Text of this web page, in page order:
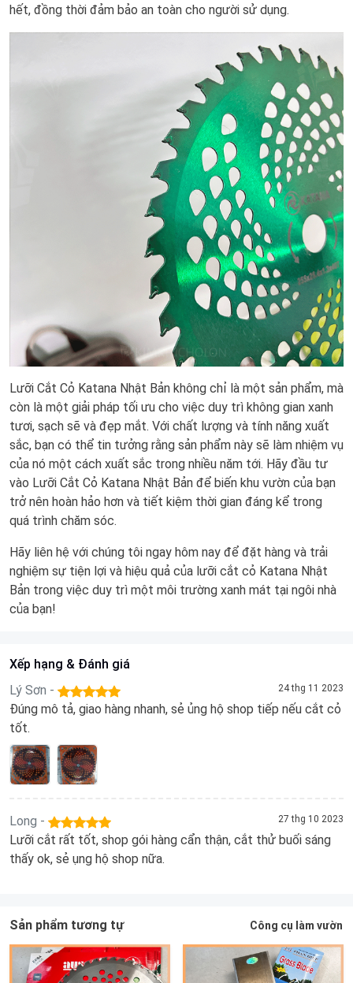
hết, đồng thời đảm bảo an toàn cho người sử dụng.
Lưỡi Cắt Cỏ Katana Nhật Bản không chỉ là một sản phẩm, mà
còn là một giải pháp tối ưu cho việc duy trì không gian xanh
tươi, sạch sẽ và đẹp mắt. Với chất lượng và tính năng xuất
sắc, bạn có thể tin tưởng rằng sản phẩm này sẽ làm nhiệm vụ
của nó một cách xuất sắc trong nhiều năm tới. Hãy đầu tư
vào Lưỡi Cắt Cỏ Katana Nhật Bản để biến khu vườn của bạn
trở nên hoàn hảo hơn và tiết kiệm thời gian đáng kể trong
quá trình chăm sóc.
Hãy liên hệ với chúng tôi ngay hôm nay để đặt hàng và trải
nghiệm sự tiện lợi và hiệu quả của lưỡi cắt cỏ Katana Nhật
Bản trong việc duy trì một môi trường xanh mát tại ngôi nhà
của bạn!
Xếp hạng & Đánh giá
Lý Sơn -
24 thg 11 2023
Đúng mô tả, giao hàng nhanh, sẻ ủng hộ shop tiếp nếu cắt cỏ
tốt.
Long - 27 thg 10 2023
Lưỡi cắt rất tốt, shop gói hàng cẩn thận, cắt thử buối sáng
thấy ok, sẻ ụng hộ shop nữa.
Sản phẩm tương tự Công cụ làm vườn